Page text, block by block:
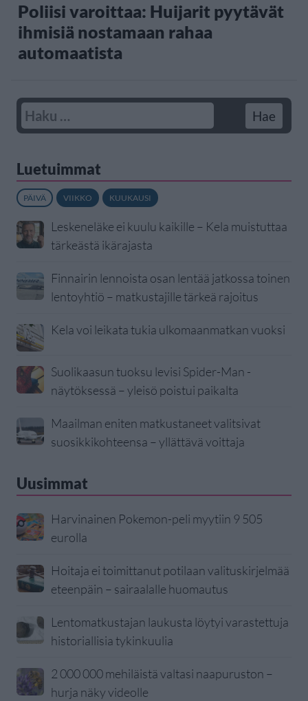
Poliisi varoittaa: Huijarit pyytävät
ihmisiä nostamaan rahaa
automaatista
Luetuimmat
PÄIVÄ VIIKKO KUUKAUSI
Leskeneläke ei kuulu kaikille – Kela muistuttaa
tärkeästä ikärajasta
Finnairin lennoista osan lentää jatkossa toinen
lentoyhtiö – matkustajille tärkeä rajoitus
Kela voi leikata tukia ulkomaanmatkan vuoksi
Suolikaasun tuoksu levisi Spider-Man -
näytöksessä – yleisö poistui paikalta
Maailman eniten matkustaneet valitsivat
suosikkikohteensa – yllättävä voittaja
Uusimmat
Harvinainen Pokemon-peli myytiin 9 505
eurolla
Hoitaja ei toimittanut potilaan valituskirjelmää
eteenpäin – sairaalalle huomautus
Lentomatkustajan laukusta löytyi varastettuja
historiallisia tykinkuulia
2 000 000 mehiläistä valtasi naapuruston –
hurja näky videolle